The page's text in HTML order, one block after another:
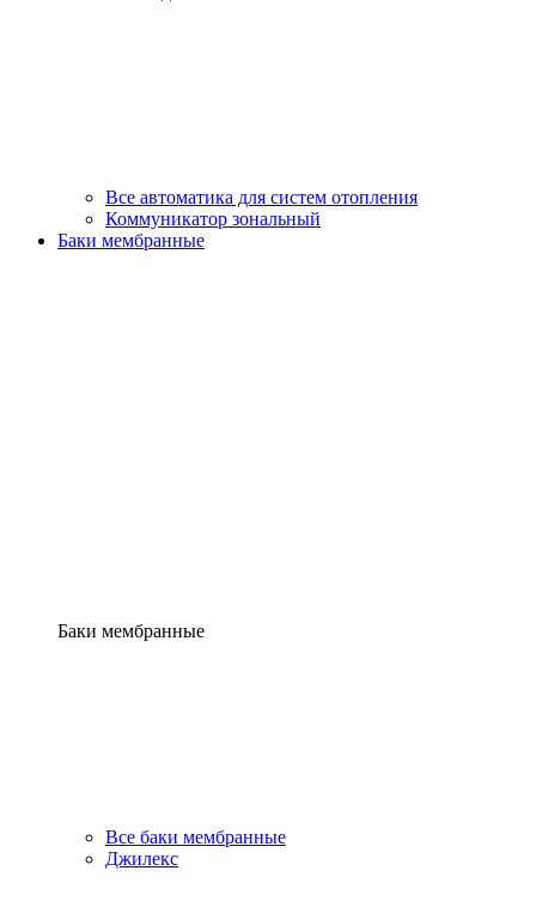
Все автоматика для систем отопления
Коммуникатор зональный
Баки мембранные
Баки мембранные
Все баки мембранные
Джилекс